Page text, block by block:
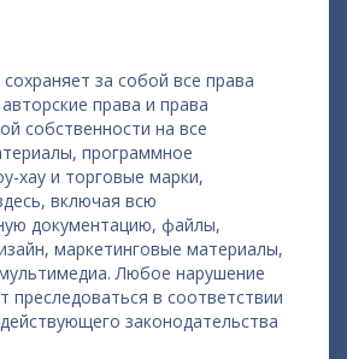
за собой все права
права и права
собственности на все
программное
хау и торговые марки,
включая всю
документацию, файлы,
маркетинговые материалы,
Любое нарушение
преследоваться в соответствии
законодательства